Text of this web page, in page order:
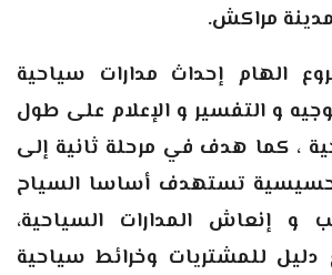
مراكش.
الهام إحداث مدارات سياحية
و التفسير و الإعلام على طول
، كما هدف في مرحلة ثانية إلى
تستهدف أساسا السياح
و إنعاش المدارات السياحية،
للمشتريات وخرائط سياحية